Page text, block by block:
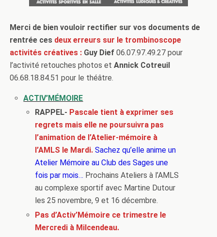
Merci de bien vouloir rectifier sur vos documents de
rentrée ces deux erreurs sur le trombinoscope
activités créatives : Guy Dief 06.07.97.49.27 pour
l’activité retouches photos et Annick Cotreuil
06.68.18.84.51 pour le théâtre.
ACTIV’MÉMOIRE
RAPPEL- Pascale tient à exprimer ses
regrets mais elle ne poursuivra pas
l’animation de l’Atelier-mémoire à
l’AMLS le Mardi. Sachez qu’elle anime un
Atelier Mémoire au Club des Sages une
fois par mois… Prochains Ateliers à l’AMLS
au complexe sportif avec Martine Dutour
les 25 novembre, 9 et 16 décembre.
Pas d’Activ’Mémoire ce trimestre le
Mercredi à Milcendeau.